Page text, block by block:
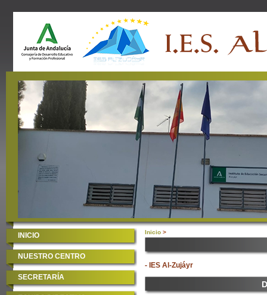
INICIO
NUESTRO CENTRO
SECRETARÍA
Inicio >
- IES Al-Zujáyr